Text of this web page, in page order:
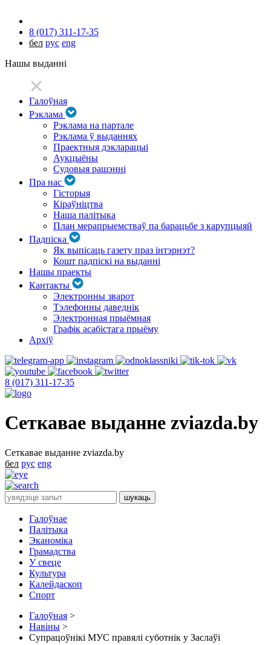
8 (017) 311-17-35
бел рус eng
Нашы выданні
Галоўная
Рэклама
Рэклама на партале
Рэклама ў выданнях
Праектныя дэкларацыі
Аукцыёны
Судовыя рашэнні
Пра нас
Гісторыя
Кіраўніцтва
Наша палітыка
План мерапрыемстваў па барацьбе з карупцыяй
Падпіска
Як выпісаць газету праз інтэрнэт?
Кошт падпіскі на выданні
Нашы праекты
Кантакты
Электронны зварот
Тэлефонны даведнік
Электронная прыёмная
Графік асабістага прыёму
Архіў
8 (017) 311-17-35
Сеткавае выданне zviazda.by
Сеткавае выданне zviazda.by
бел рус eng
Галоўнае
Палітыка
Эканоміка
Грамадства
У свеце
Культура
Калейдаскоп
Спорт
Галоўная >
Навіны >
Супрацоўнікі МУС правялі суботнік у Заслаўі